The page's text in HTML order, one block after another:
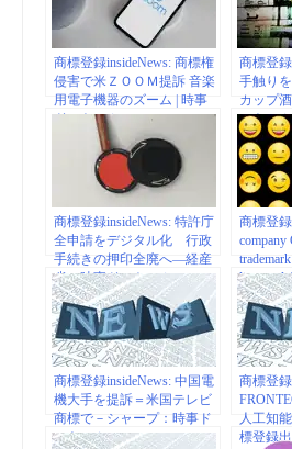
商標登録insideNews: 商標権
侵害で米ＺＯＯＭ提訴 音楽
用電子機器のズーム | 時事
ドットコム
商標登
手触り
カップ
ットコム
商標登録insideNews: 特許庁
全申請をデジタル化 行政
手続きの押印全廃へ―経産
省：時事ドットコム
商標登
company
商標登録insideNews: 中国電
機大手を提訴＝米国テレビ
商標で－シャープ：時事ド
ットコム
商標登
人工知
標登録